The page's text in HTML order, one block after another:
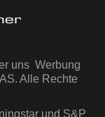
uns Werbung
Alle Rechte
und S&P